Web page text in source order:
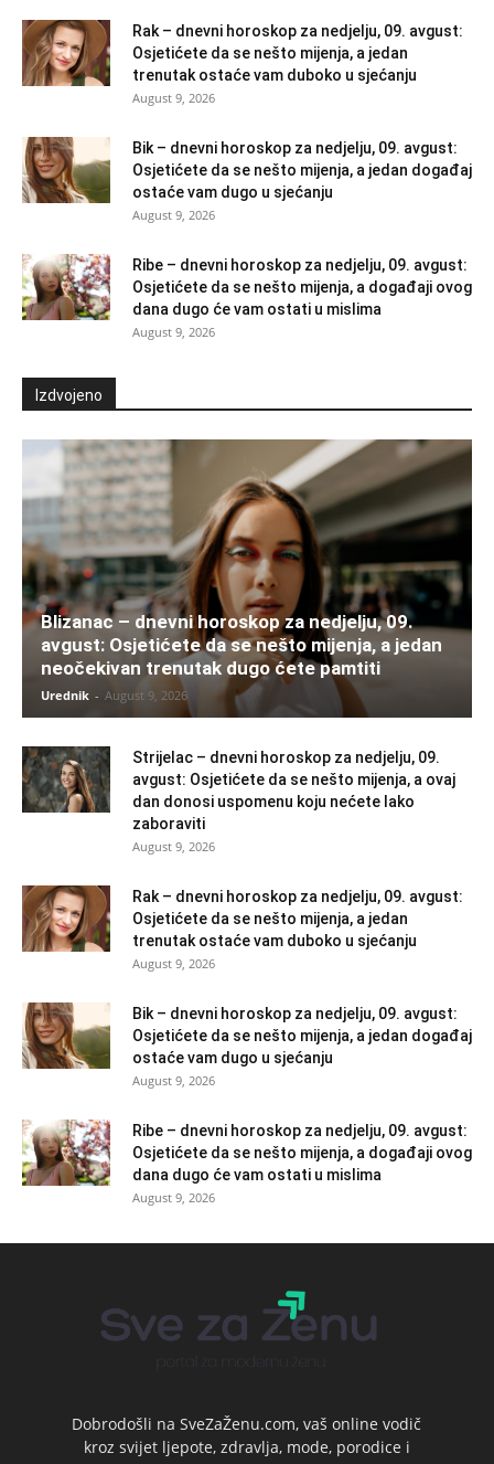
Rak – dnevni horoskop za nedjelju, 09. avgust:
Osjetićete da se nešto mijenja, a jedan
trenutak ostaće vam duboko u sjećanju
August 9, 2026
Bik – dnevni horoskop za nedjelju, 09. avgust:
Osjetićete da se nešto mijenja, a jedan događaj
ostaće vam dugo u sjećanju
August 9, 2026
Ribe – dnevni horoskop za nedjelju, 09. avgust:
Osjetićete da se nešto mijenja, a događaji ovog
dana dugo će vam ostati u mislima
August 9, 2026
Izdvojeno
Blizanac – dnevni horoskop za nedjelju, 09.
avgust: Osjetićete da se nešto mijenja, a jedan
neočekivan trenutak dugo ćete pamtiti
Urednik - August 9, 2026
Strijelac – dnevni horoskop za nedjelju, 09.
avgust: Osjetićete da se nešto mijenja, a ovaj
dan donosi uspomenu koju nećete lako
zaboraviti
August 9, 2026
Rak – dnevni horoskop za nedjelju, 09. avgust:
Osjetićete da se nešto mijenja, a jedan
trenutak ostaće vam duboko u sjećanju
August 9, 2026
Bik – dnevni horoskop za nedjelju, 09. avgust:
Osjetićete da se nešto mijenja, a jedan događaj
ostaće vam dugo u sjećanju
August 9, 2026
Ribe – dnevni horoskop za nedjelju, 09. avgust:
Osjetićete da se nešto mijenja, a događaji ovog
dana dugo će vam ostati u mislima
August 9, 2026
Dobrodošli na SveZaŽenu.com, vaš online vodič
kroz svijet ljepote, zdravlja, mode, porodice i